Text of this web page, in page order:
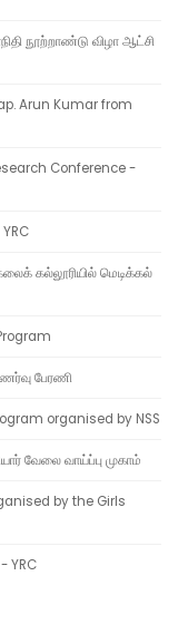
நூற்றாண்டு விழா ஆட்சி
Arun Kumar from
Conference -
கல்லூரியில் மெடிக்கல்
பேரணி
organised by NSS
வேலை வாய்ப்பு முகாம்
by the Girls
YRC